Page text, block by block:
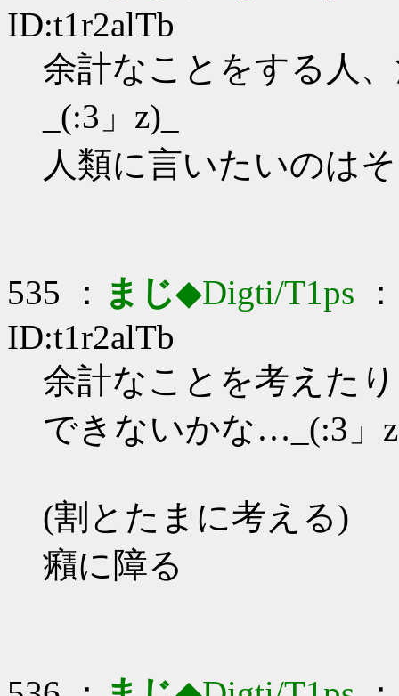
ID:t1r2alTb
余計なことをする人
_(:3」z)_
人類に言いたいのは
535 ： まじ◆Digti/T1ps
ID:t1r2alTb
余計なことを考えた
できないかな…_(:3」
(割とたまに考える)
癪に障る